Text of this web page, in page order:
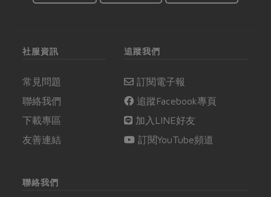
社服資訊
常見問題
聯絡我們
下載專區
友善連結
追蹤我們
訂閱電子報
追蹤Facebook專頁
加入LINE好友
訂閱YouTube頻道
聯絡我們